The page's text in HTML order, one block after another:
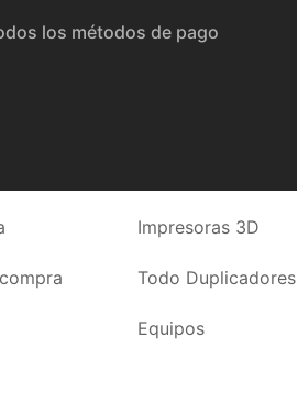
los métodos de pago
Impresoras 3D
Todo Duplicadores
Equipos